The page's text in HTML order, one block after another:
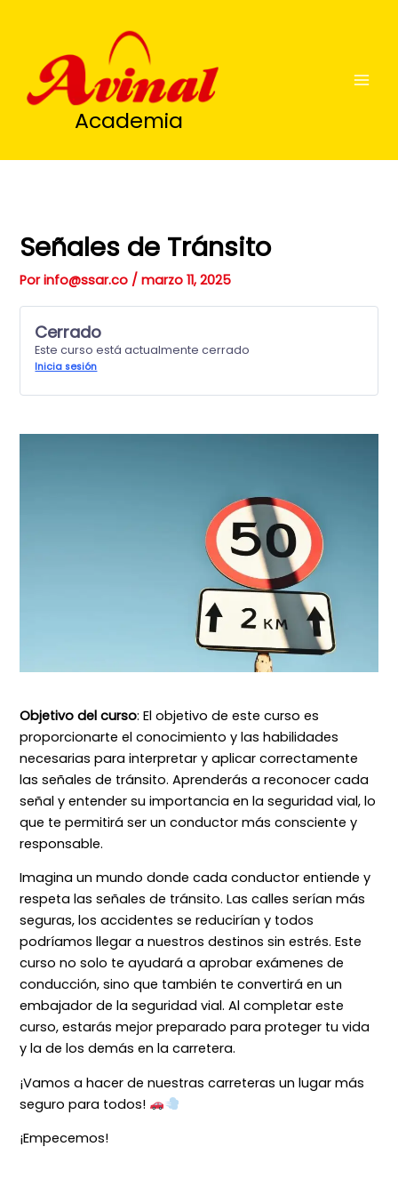
contenido
Academia
Señales de Tránsito
Porinfo@ssar.co /marzo 11, 2025
Objetivo del curso: El objetivo de este curso es
proporcionarte el conocimiento y las habilidades
necesarias para interpretar y aplicar correctamente
las señales de tránsito. Aprenderás a reconocer cada
señal y entender su importancia en la seguridad vial, lo
que te permitirá ser un conductor más consciente y
responsable.
Imagina un mundo donde cada conductor entiende y
respeta las señales de tránsito. Las calles serían más
seguras, los accidentes se reducirían y todos
podríamos llegar a nuestros destinos sin estrés. Este
curso no solo te ayudará a aprobar exámenes de
conducción, sino que también te convertirá en un
embajador de la seguridad vial. Al completar este
curso, estarás mejor preparado para proteger tu vida
y la de los demás en la carretera.
¡Vamos a hacer de nuestras carreteras un lugar más
seguro para todos!
¡Empecemos!
Cerrado
Este curso está actualmente cerrado
Inicia sesión